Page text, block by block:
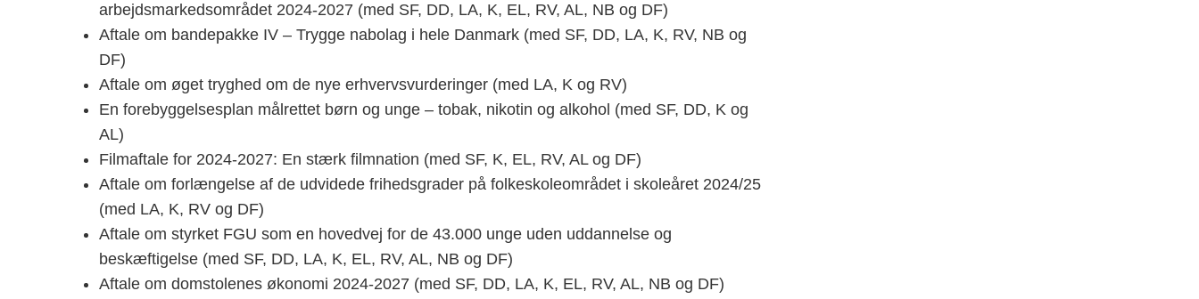
arbejdsmarkedsområdet 2024-2027 (med SF, DD, LA, K, EL, RV, AL, NB og DF)
Aftale om bandepakke IV – Trygge nabolag i hele Danmark (med SF, DD, LA, K, RV, NB og
DF)
Aftale om øget tryghed om de nye erhvervsvurderinger (med LA, K og RV)
En forebyggelsesplan målrettet børn og unge – tobak, nikotin og alkohol (med SF, DD, K og
AL)
Filmaftale for 2024-2027: En stærk filmnation (med SF, K, EL, RV, AL og DF)
Aftale om forlængelse af de udvidede frihedsgrader på folkeskoleområdet i skoleåret 2024/25
(med LA, K, RV og DF)
Aftale om styrket FGU som en hovedvej for de 43.000 unge uden uddannelse og
beskæftigelse (med SF, DD, LA, K, EL, RV, AL, NB og DF)
Aftale om domstolenes økonomi 2024-2027 (med SF, DD, LA, K, EL, RV, AL, NB og DF)